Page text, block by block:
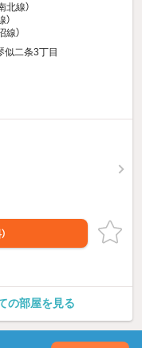
北線）
）
線）
似二条3丁目
の部屋を見る